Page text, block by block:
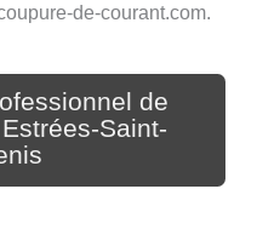
de-courant.com.
de
Saint-